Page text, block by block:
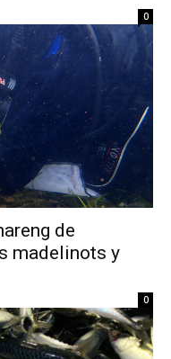
0
de
madelinots y
0